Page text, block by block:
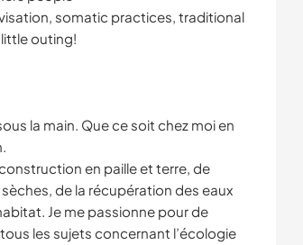
somatic practices, traditional
outing!
la main. Que ce soit chez moi en
en paille et terre, de
de la récupération des eaux
Je me passionne pour de
les sujets concernant l’écologie